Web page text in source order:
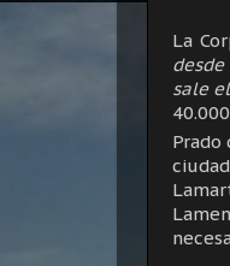
La
sale
Prado